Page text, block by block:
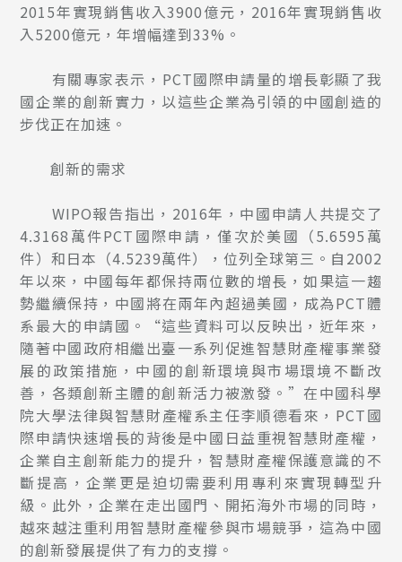
2015年實現銷售收入3900億元，2016年實現銷售收
入5200億元，年增幅達到33%。
有關專家表示，PCT國際申請量的增長彰顯了我
國企業的創新實力，以這些企業為引領的中國創造的
步伐正在加速。
創新的需求
WIPO報告指出，2016年，中國申請人共提交了
4.3168萬件PCT國際申請，僅次於美國（5.6595萬
件）和日本（4.5239萬件），位列全球第三。自2002
年以來，中國每年都保持兩位數的增長，如果這一趨
勢繼續保持，中國將在兩年內超過美國，成為PCT體
系最大的申請國。“這些資料可以反映出，近年來，
隨著中國政府相繼出臺一系列促進智慧財產權事業發
展的政策措施，中國的創新環境與市場環境不斷改
善，各類創新主體的創新活力被激發。”在中國科學
院大學法律與智慧財產權系主任李順德看來，PCT國
際申請快速增長的背後是中國日益重視智慧財產權，
企業自主創新能力的提升，智慧財產權保護意識的不
斷提高，企業更是迫切需要利用專利來實現轉型升
級。此外，企業在走出國門、開拓海外市場的同時，
越來越注重利用智慧財產權參與市場競爭，這為中國
的創新發展提供了有力的支撐。